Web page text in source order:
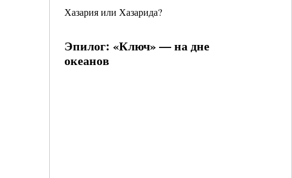
Хазария или Хазарида?
Эпилог: «Ключ» — на дне
океанов